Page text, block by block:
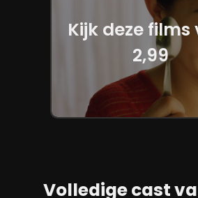
Kijk deze films
2,99
Volledige cast